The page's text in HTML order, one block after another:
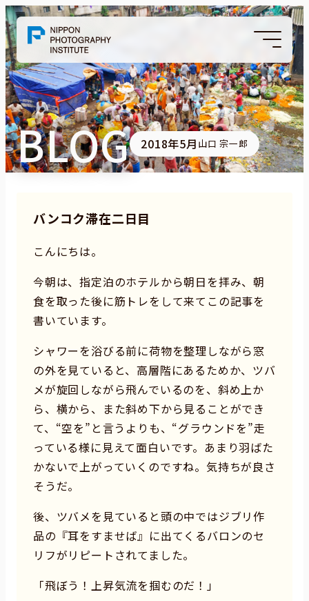
BLOG 2018年5月 山口 宗一郎
バンコク滞在二日目
こんにちは。
今朝は、指定泊のホテルから朝日を拝み、朝
食を取った後に筋トレをして来てこの記事を
書いています。
シャワーを浴びる前に荷物を整理しながら窓
の外を見ていると、高層階にあるためか、ツバ
メが旋回しながら飛んでいるのを、斜め上か
ら、横から、また斜め下から見ることができ
て、“空を”と言うよりも、“グラウンドを”走
っている様に見えて面白いです。あまり羽ばた
かないで上がっていくのですね。気持ちが良さ
そうだ。
後、ツバメを見ていると頭の中ではジブリ作
品の『耳をすませば』に出てくるバロンのセ
リフがリピートされてました。
「飛ぼう！上昇気流を掴むのだ！」